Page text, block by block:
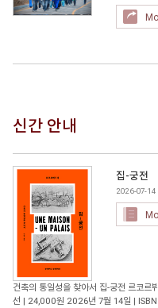
신간 안내
집-궁전
2026-07-14
건축의 통일성을 찾아서 집-궁전 르코르뷔지에 지음, 이관석 옮김 | 152×225 312쪽 | 무
선 | 24,000원 2026년 7월 14일 | ISBN 978-89-8222-839-1 (03540) ▣ 책 소개 근